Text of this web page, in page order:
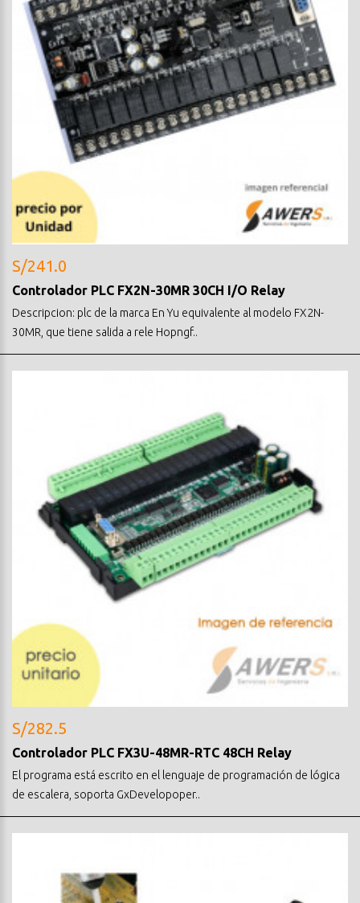
S/241.0
Controlador PLC FX2N-30MR 30CH I/O Relay
Descripcion: plc de la marca En Yu equivalente al modelo FX2N-
30MR, que tiene salida a rele Hopngf..
S/282.5
Controlador PLC FX3U-48MR-RTC 48CH Relay
El programa está escrito en el lenguaje de programación de lógica
de escalera, soporta GxDevelopoper..